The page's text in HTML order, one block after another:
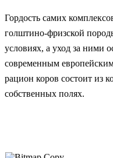
Гордость самих
голштино-фризской
условиях, а уход за ними
современным
рацион коров состоит из
собственных полях.